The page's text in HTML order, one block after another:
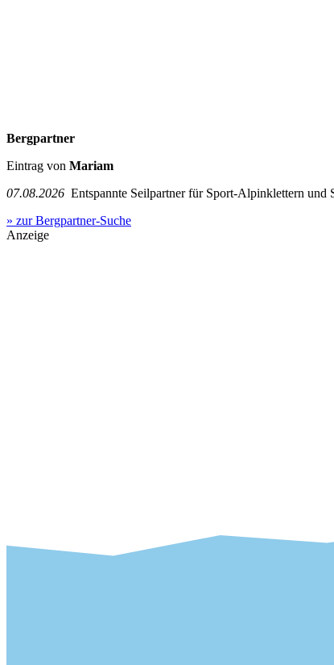
Bergpartner
Eintrag von Mariam
07.08.2026 Entspannte Seilpartner für Sport-Alpinklettern und
» zur Bergpartner-Suche
Anzeige